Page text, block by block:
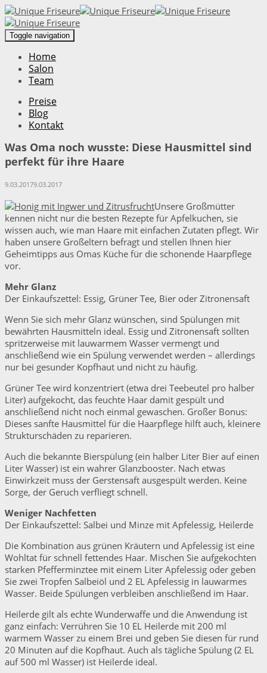
Toggle navigation
Home
Salon
Team
Preise
Blog
Kontakt
Was Oma noch wusste: Diese Hausmittel sind
perfekt für ihre Haare
9.03.20179.03.2017
Unsere Großmütter
kennen nicht nur die besten Rezepte für Apfelkuchen, sie
wissen auch, wie man Haare mit einfachen Zutaten pflegt. Wir
haben unsere Großeltern befragt und stellen Ihnen hier
Geheimtipps aus Omas Küche für die schonende Haarpflege
vor.
Mehr Glanz
Der Einkaufszettel: Essig, Grüner Tee, Bier oder Zitronensaft
Wenn Sie sich mehr Glanz wünschen, sind Spülungen mit
bewährten Hausmitteln ideal. Essig und Zitronensaft sollten
spritzerweise mit lauwarmem Wasser vermengt und
anschließend wie ein Spülung verwendet werden – allerdings
nur bei gesunder Kopfhaut und nicht zu häufig.
Grüner Tee wird konzentriert (etwa drei Teebeutel pro halber
Liter) aufgekocht, das feuchte Haar damit gespült und
anschließend nicht noch einmal gewaschen. Großer Bonus:
Dieses sanfte Hausmittel für die Haarpflege hilft auch, kleinere
Strukturschäden zu reparieren.
Auch die bekannte Bierspülung (ein halber Liter Bier auf einen
Liter Wasser) ist ein wahrer Glanzbooster. Nach etwas
Einwirkzeit muss der Gerstensaft ausgespült werden. Keine
Sorge, der Geruch verfliegt schnell.
Weniger Nachfetten
Der Einkaufszettel: Salbei und Minze mit Apfelessig, Heilerde
Die Kombination aus grünen Kräutern und Apfelessig ist eine
Wohltat für schnell fettendes Haar. Mischen Sie aufgekochten
starken Pfefferminztee mit einem Liter Apfelessig oder geben
Sie zwei Tropfen Salbeiöl und 2 EL Apfelessig in lauwarmes
Wasser. Beide Spülungen verbleiben anschließend im Haar.
Heilerde gilt als echte Wunderwaffe und die Anwendung ist
ganz einfach: Verrühren Sie 10 EL Heilerde mit 200 ml
warmem Wasser zu einem Brei und geben Sie diesen für rund
20 Minuten auf die Kopfhaut. Auch als tägliche Spülung (2 EL
auf 500 ml Wasser) ist Heilerde ideal.